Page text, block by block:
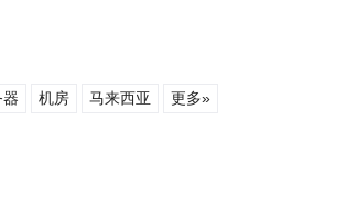
器 机房 马来西亚 更多»